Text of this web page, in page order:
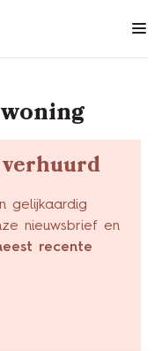
verhuurd
gelijkaardig
nieuwsbrief en
recente